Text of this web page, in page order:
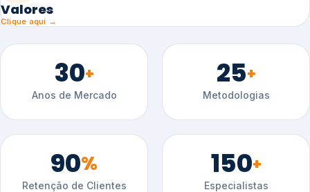
Valores
Clique aqui →
30+
Anos de Mercado
25+
Metodologias
90%
Retenção de Clientes
150+
Especialistas